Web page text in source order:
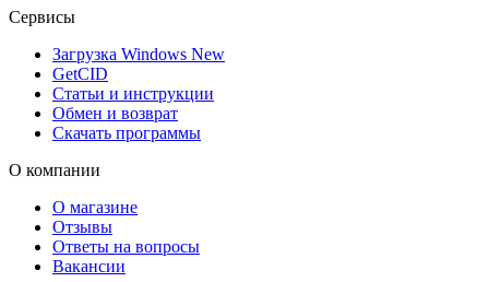
Сервисы
Загрузка Windows New
GetCID
Статьи и инструкции
Обмен и возврат
Скачать программы
О компании
О магазине
Отзывы
Ответы на вопросы
Вакансии